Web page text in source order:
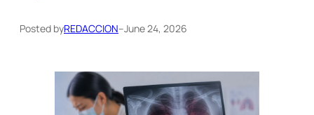
Posted byREDACCION–June 24, 2026